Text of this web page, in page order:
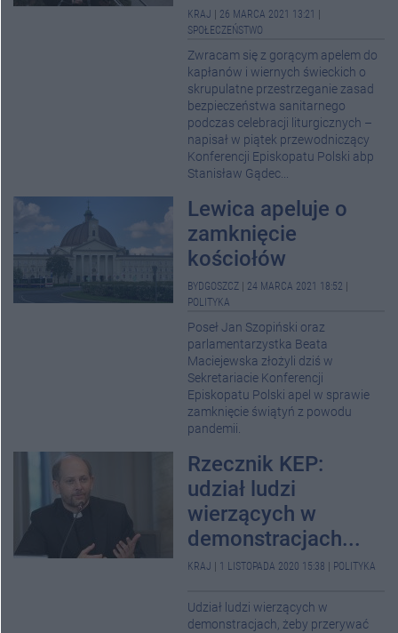
KRAJ 26 MARCA 2021 13:21
SPOŁECZEŃSTWO
Zwracam się z gorącym apelem do
kapłanów i wiernych świeckich o
skrupulatne przestrzeganie zasad
bezpieczeństwa sanitarnego
podczas celebracji liturgicznych –
napisał w piątek przewodniczący
Konferencji Episkopatu Polski abp
Stanisław Gądec...
Lewica apeluje o
zamknięcie
kościołów
BYDGOSZCZ 24 MARCA 2021 18:52
POLITYKA
Poseł Jan Szopiński oraz
parlamentarzystka Beata
Maciejewska złożyli dziś w
Sekretariacie Konferencji
Episkopatu Polski apel w sprawie
zamknięcie świątyń z powodu
pandemii.
Rzecznik KEP:
udział ludzi
wierzących w
demonstracjach...
KRAJ 1 LISTOPADA 2020 15:38 POLITYKA
Udział ludzi wierzących w
demonstracjach, żeby przerywać